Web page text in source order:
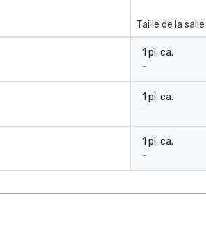
Taille de la salle
1 pi. ca.
-
1 pi. ca.
-
1 pi. ca.
-